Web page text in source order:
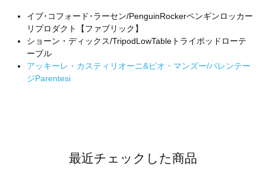
イブ･コフォード･ラーセン/PenguinRockerペンギンロッカー
リプロダクト【ファブリック】
ショーン・ディックス/TripodLowTableトライポッドローテ
ーブル
アッキーレ・カスティリオーニ&ピオ・マンズー/パレンテー
ジParentesi
最近チェックした商品